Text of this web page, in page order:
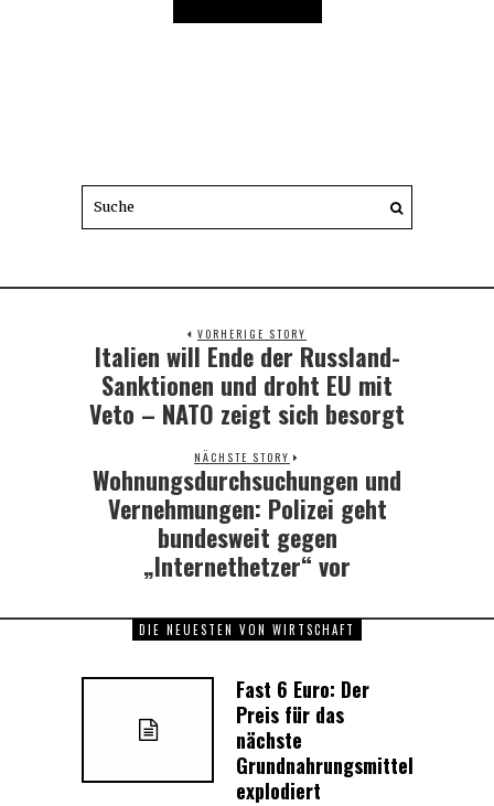
VORHERIGE STORY
Previous
post:
Italien will Ende der Russland-
Sanktionen und droht EU mit
Veto – NATO zeigt sich besorgt
NÄCHSTE STORY
Next
post:
Wohnungsdurchsuchungen und
Vernehmungen: Polizei geht
bundesweit gegen
„Internethetzer“ vor
DIE NEUESTEN VON WIRTSCHAFT
Fast 6 Euro: Der
Preis für das
nächste
Grundnahrungsmittel
explodiert